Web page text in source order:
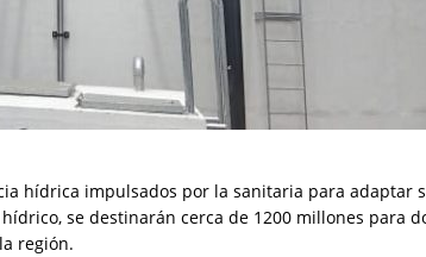
hídrica impulsados por la sanitaria para adaptar
se destinarán cerca de 1200 millones para
región.